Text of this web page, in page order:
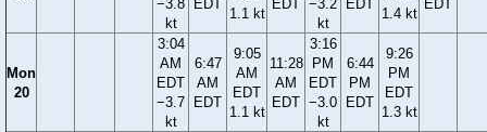
−3.8
kt
EDT
1.1 kt
EDT −3.2
kt
EDT
1.4 kt
EDT
Mon
20
3:04
AM
EDT
−3.7
kt
6:47
AM
EDT
9:05
AM
EDT
1.1 kt
11:28
AM
EDT
3:16
PM
EDT
−3.0
kt
6:44
PM
EDT
9:26
PM
EDT
1.3 kt